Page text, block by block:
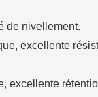
de nivellement.
excellente
excellente